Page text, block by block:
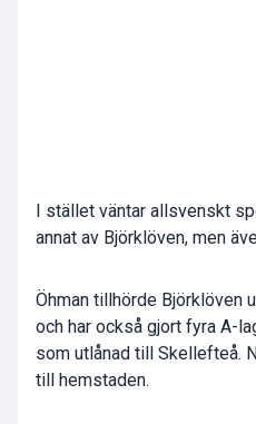
I stället väntar allsvenskt
annat av Björklöven, men
Öhman tillhörde Björklöven
och har också gjort fyra A-
som utlånad till Skellefteå.
till hemstaden.